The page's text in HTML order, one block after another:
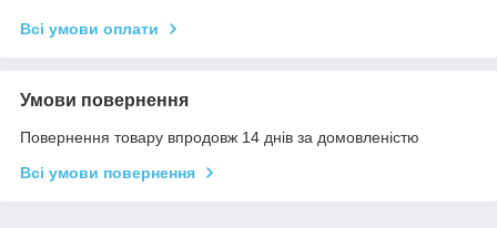
Всі умови оплати
Умови повернення
Повернення товару впродовж 14 днів за домовленістю
Всі умови повернення